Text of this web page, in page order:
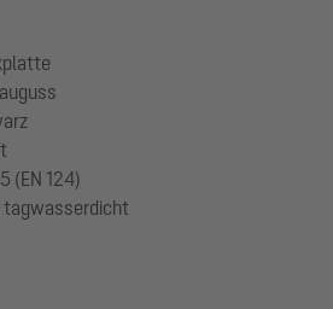
(EN 124)
tagwasserdicht